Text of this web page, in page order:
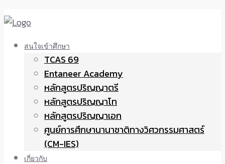
สนใจเข้าศึกษา
TCAS 69
Entaneer Academy
หลักสูตรปริญญาตรี
หลักสูตรปริญญาโท
หลักสูตรปริญญาเอก
ศูนย์การศึกษานานาชาติทางวิศวกรรมศาสตร์
(CM-IES)
เกี่ยวกับ